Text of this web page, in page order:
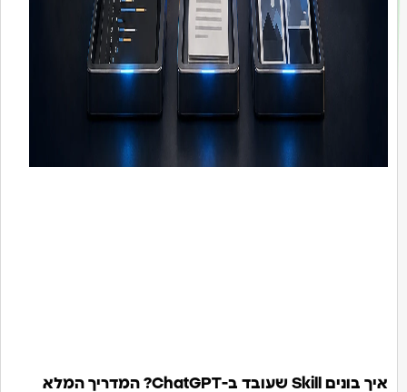
איך בונים Skill שעובד ב-ChatGPT? המדריך המלא